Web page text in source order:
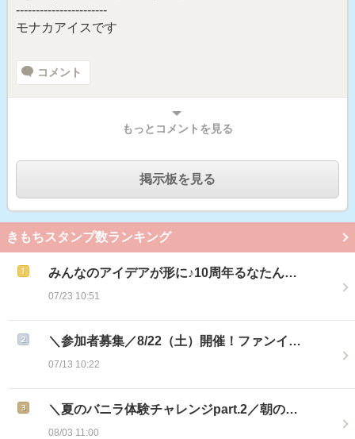
-----------------------
モナカアイスです
コメント
もっとコメントを見る
掲示板を見る
きもちスタンプ数ランキング
みんなのアイデアが形に♪10周年るなたん…
07/23 10:51
＼参加者募集／8/22（土）開催！ファンイ…
07/13 10:22
＼夏のバニラ体験チャレンジpart.2／朝の…
08/03 11:00